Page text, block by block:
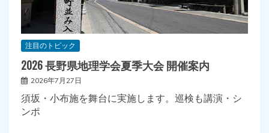
注目のトピック
2026 長野県地理学会夏季大会 開催案内
2026年7月27日
須坂・小布施を舞台に実施します。巡検も講演・シ
ンポ